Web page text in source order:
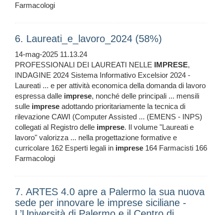
Farmacologi
6. Laureati_e_lavoro_2024 (58%)
14-mag-2025 11.13.24
PROFESSIONALI DEI LAUREATI NELLE IMPRESE,
INDAGINE 2024 Sistema Informativo Excelsior 2024 -
Laureati ... e per attività economica della domanda di lavoro
espressa dalle imprese, nonché delle principali ... mensili
sulle imprese adottando prioritariamente la tecnica di
rilevazione CAWI (Computer Assisted ... (EMENS - INPS)
collegati al Registro delle imprese. Il volume "Laureati e
lavoro" valorizza ... nella progettazione formative e
curricolare 162 Esperti legali in imprese 164 Farmacisti 166
Farmacologi
7. ARTES 4.0 apre a Palermo la sua nuova
sede per innovare le imprese siciliane -